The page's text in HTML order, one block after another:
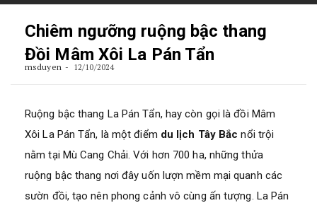
Chiêm ngưỡng ruộng bậc thang
Đồi Mâm Xôi La Pán Tẩn
msduyen 12/10/2024
Ruộng bậc thang La Pán Tẩn, hay còn gọi là đồi Mâm
Xôi La Pán Tẩn, là một điểm du lịch Tây Bắc nổi trội
nằm tại Mù Cang Chải. Với hơn 700 ha, những thửa
ruộng bậc thang nơi đây uốn lượn mềm mại quanh các
sườn đồi, tạo nên phong cảnh vô cùng ấn tượng. La Pán